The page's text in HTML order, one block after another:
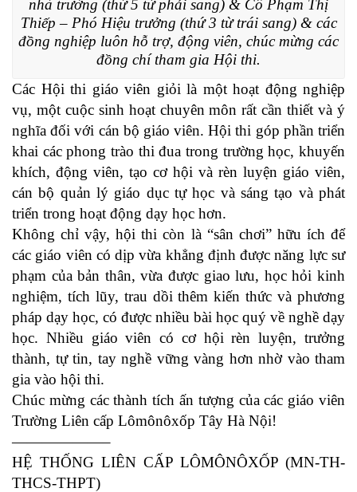
nhà trường (thứ 5 từ phải sang) & Cô Phạm Thị
Thiếp – Phó Hiệu trưởng (thứ 3 từ trái sang) & các
đồng nghiệp luôn hỗ trợ, động viên, chúc mừng các
đồng chí tham gia Hội thi.
Các Hội thi giáo viên giỏi là một hoạt động nghiệp
vụ, một cuộc sinh hoạt chuyên môn rất cần thiết và ý
nghĩa đối với cán bộ giáo viên. Hội thi góp phần triển
khai các phong trào thi đua trong trường học, khuyến
khích, động viên, tạo cơ hội và rèn luyện giáo viên,
cán bộ quản lý giáo dục tự học và sáng tạo và phát
triển trong hoạt động dạy học hơn.
Không chỉ vậy, hội thi còn là “sân chơi” hữu ích để
các giáo viên có dịp vừa khẳng định được năng lực sư
phạm của bản thân, vừa được giao lưu, học hỏi kinh
nghiệm, tích lũy, trau dồi thêm kiến thức và phương
pháp dạy học, có được nhiều bài học quý về nghề dạy
học. Nhiều giáo viên có cơ hội rèn luyện, trưởng
thành, tự tin, tay nghề vững vàng hơn nhờ vào tham
gia vào hội thi.
Chúc mừng các thành tích ấn tượng của các giáo viên
Trường Liên cấp Lômônôxốp Tây Hà Nội!
——————–
HỆ THỐNG LIÊN CẤP LÔMÔNÔXỐP (MN-TH-
THCS-THPT)